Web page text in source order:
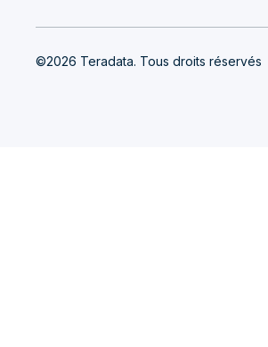
©2026 Teradata. Tous droits réservés